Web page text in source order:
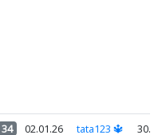
34 02.01.26 tata123 🔱